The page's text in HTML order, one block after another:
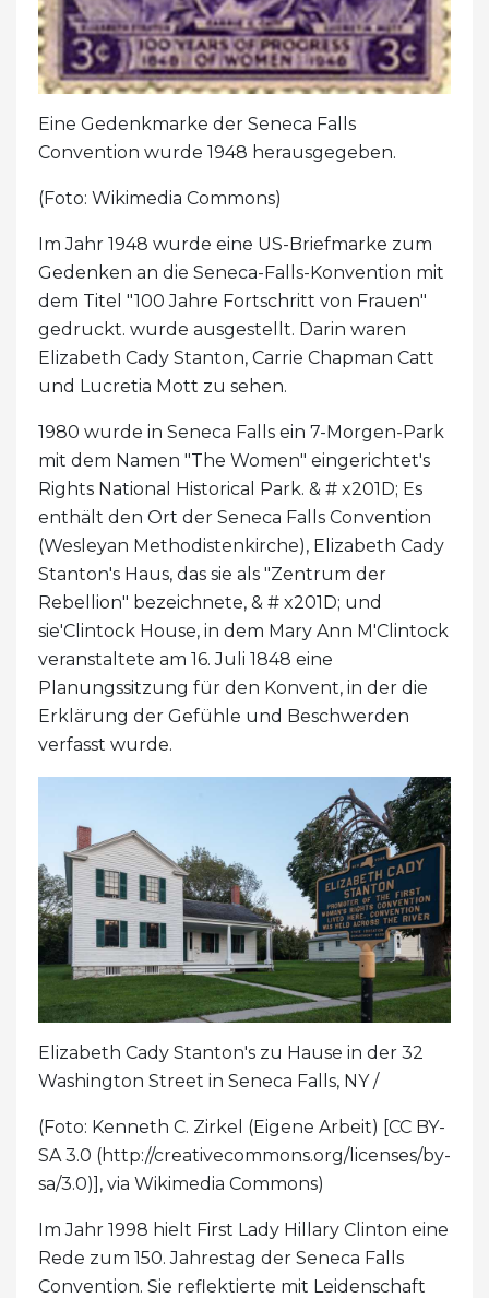
Eine Gedenkmarke der Seneca Falls
Convention wurde 1948 herausgegeben.
(Foto: Wikimedia Commons)
Im Jahr 1948 wurde eine US-Briefmarke zum
Gedenken an die Seneca-Falls-Konvention mit
dem Titel "100 Jahre Fortschritt von Frauen"
gedruckt. wurde ausgestellt. Darin waren
Elizabeth Cady Stanton, Carrie Chapman Catt
und Lucretia Mott zu sehen.
1980 wurde in Seneca Falls ein 7-Morgen-Park
mit dem Namen "The Women" eingerichtet's
Rights National Historical Park. & # x201D; Es
enthält den Ort der Seneca Falls Convention
(Wesleyan Methodistenkirche), Elizabeth Cady
Stanton's Haus, das sie als "Zentrum der
Rebellion" bezeichnete, & # x201D; und
sie'Clintock House, in dem Mary Ann M'Clintock
veranstaltete am 16. Juli 1848 eine
Planungssitzung für den Konvent, in der die
Erklärung der Gefühle und Beschwerden
verfasst wurde.
Elizabeth Cady Stanton's zu Hause in der 32
Washington Street in Seneca Falls, NY /
(Foto: Kenneth C. Zirkel (Eigene Arbeit) [CC BY-
SA 3.0 (http://creativecommons.org/licenses/by-
sa/3.0)], via Wikimedia Commons)
Im Jahr 1998 hielt First Lady Hillary Clinton eine
Rede zum 150. Jahrestag der Seneca Falls
Convention. Sie reflektierte mit Leidenschaft